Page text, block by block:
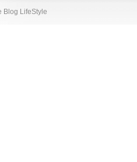
Blog LifeStyle